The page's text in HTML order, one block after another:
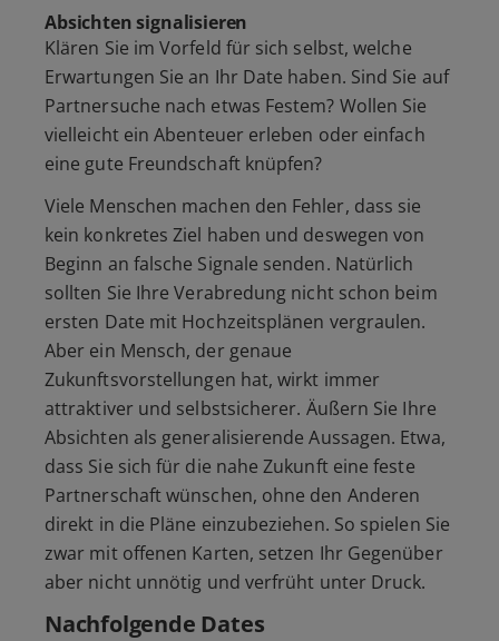
Absichten signalisieren
Klären Sie im Vorfeld für sich selbst, welche
Erwartungen Sie an Ihr Date haben. Sind Sie auf
Partnersuche nach etwas Festem? Wollen Sie
vielleicht ein Abenteuer erleben oder einfach
eine gute Freundschaft knüpfen?
Viele Menschen machen den Fehler, dass sie
kein konkretes Ziel haben und deswegen von
Beginn an falsche Signale senden. Natürlich
sollten Sie Ihre Verabredung nicht schon beim
ersten Date mit Hochzeitsplänen vergraulen.
Aber ein Mensch, der genaue
Zukunftsvorstellungen hat, wirkt immer
attraktiver und selbstsicherer. Äußern Sie Ihre
Absichten als generalisierende Aussagen. Etwa,
dass Sie sich für die nahe Zukunft eine feste
Partnerschaft wünschen, ohne den Anderen
direkt in die Pläne einzubeziehen. So spielen Sie
zwar mit offenen Karten, setzen Ihr Gegenüber
aber nicht unnötig und verfrüht unter Druck.
Nachfolgende Dates